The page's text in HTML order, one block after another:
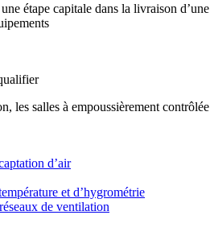
étape capitale dans la livraison d’une
les salles à empoussièrement contrôlée
d’air
et d’hygrométrie
de ventilation